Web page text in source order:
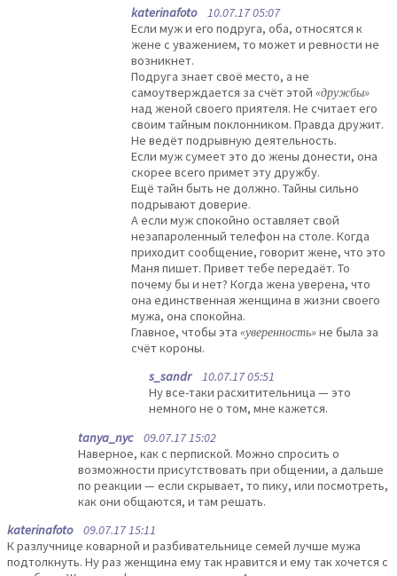
katerinafoto10.07.17 05:07
Если муж и его подруга, оба, относятся к
жене с уважением, то может и ревности не
возникнет.
Подруга знает своё место, а не
самоутверждается за счёт этой «дружбы»
над женой своего приятеля. Не считает его
своим тайным поклонником. Правда дружит.
Не ведёт подрывную деятельность.
Если муж сумеет это до жены донести, она
скорее всего примет эту дружбу.
Ещё тайн быть не должно. Тайны сильно
подрывают доверие.
А если муж спокойно оставляет свой
незапароленный телефон на столе. Когда
приходит сообщение, говорит жене, что это
Маня пишет. Привет тебе передаёт. То
почему бы и нет? Когда жена уверена, что
она единственная женщина в жизни своего
мужа, она спокойна.
Главное, чтобы эта «уверенность»не была за
счёт короны.
s_sandr10.07.17 05:51
Ну все-таки расхитительница — это
немного не о том, мне кажется.
tanya_nyc09.07.17 15:02
Наверное, как с перпиской. Можно спросить о
возможности присутствовать при общении, а дальше
по реакции — если скрывает, то пику, или посмотреть,
как они общаются, и там решать.
katerinafoto09.07.17 15:11
К разлучнице коварной и разбивательнице семей лучше мужа
подтолкнуть. Ну раз женщина ему так нравится и ему так хочется с